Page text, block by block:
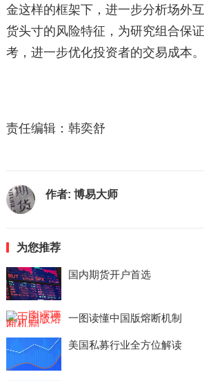
金这样的框架下，进一步分析场外
货头寸的风险特征，为研究组合保
考，进一步优化投资者的交易成本。
责任编辑：韩奕舒
作者: 博易大师
为您推荐
国内期货开户首选
一图读懂中国版熔断机制
美国私募行业全方位解读